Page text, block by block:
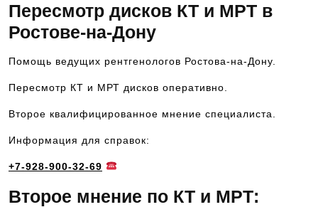
Пересмотр дисков КТ и МРТ в
Ростове-на-Дону
Помощь ведущих рентгенологов Ростова-на-Дону.
Пересмотр КТ и МРТ дисков оперативно.
Второе квалифицированное мнение специалиста.
Информация для справок:
+7-928-900-32-69
Второе мнение по КТ и МРТ: